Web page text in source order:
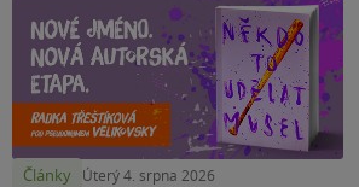
Články Úterý 4. srpna 2026